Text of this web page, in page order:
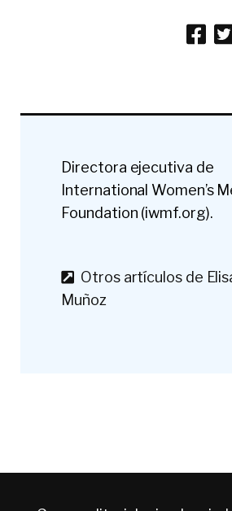
Directora ejecutiva de
International Women’s
Foundation (iwmf.org).
Otros artículos de
Muñoz